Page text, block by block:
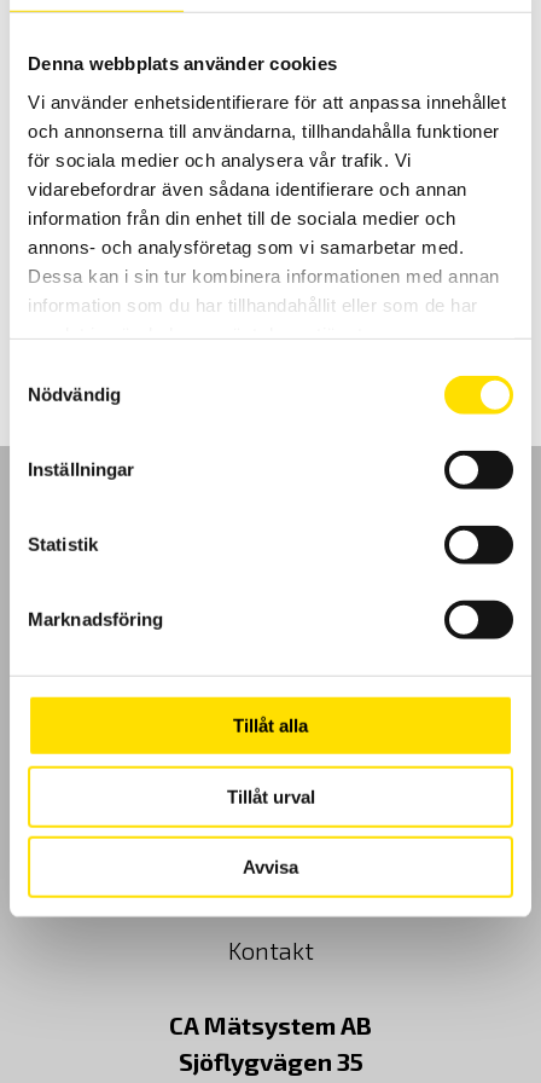
Denna webbplats använder cookies
Vi använder enhetsidentifierare för att anpassa innehållet
och annonserna till användarna, tillhandahålla funktioner
för sociala medier och analysera vår trafik. Vi
vidarebefordrar även sådana identifierare och annan
information från din enhet till de sociala medier och
annons- och analysföretag som vi samarbetar med.
Dessa kan i sin tur kombinera informationen med annan
information som du har tillhandahållit eller som de har
Nödvändig
Inställningar
Statistik
Marknadsföring
Tillåt alla
Tillåt urval
Avvisa
till
ETL 2-handskontroll för elsäkerhetsprovning
ETL 2-handskontroll för säker högspänningsprovning
Klagomål
Kundundersökning
Om Oss
Kontakt
CA Mätsystem AB
Sjöflygvägen 35